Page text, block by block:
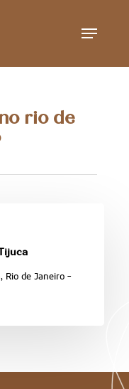
Menu
rio de
Rio de Janeiro -